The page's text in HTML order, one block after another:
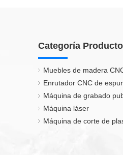
Categoría
Muebles de madera
Enrutador CNC de
Máquina de grabado
Máquina láser
Máquina de corte de